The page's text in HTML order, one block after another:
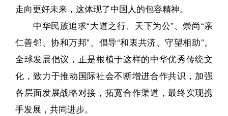
走向更好未来，这体现了中国人的包容精神。
中华民族追求“大道之行、天下为公”、崇尚“亲
仁善邻、协和万邦”、倡导“和衷共济、守望相助”。
全球发展倡议，正是根植于这样的中华优秀传统文
化，致力于推动国际社会不断增进合作共识，加强
各层面发展战略对接，拓宽合作渠道，最终实现携
手发展，共同进步。